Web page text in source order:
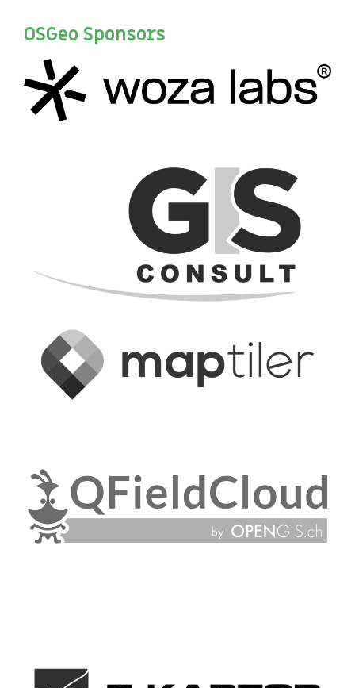
OSGeo Sponsors